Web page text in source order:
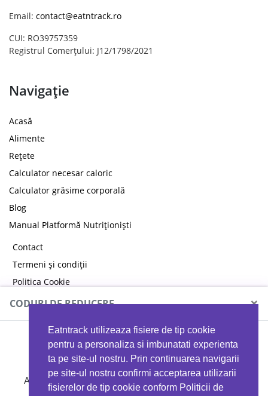
Eatntrack utilizeaza fisiere de tip cookie
pentru a personaliza si imbunatati experienta
ta pe site-ul nostru. Prin continuarea navigarii
pe site-ul nostru confirmi acceptarea utilizarii
fisierelor de tip cookie conform Politicii de
Email: contact@eatntrack.ro
CUI: RO39757359
Registrul Comerțului: J12/1798/2021
Navigație
Acasă
Alimente
Rețete
Calculator necesar caloric
Calculator grăsime corporală
Blog
Manual Platformă Nutriționiști
Contact
Termeni și condiții
Politica Cookie
Politica de confidențialitate
CODURI DE REDUCERE ×
MYPROTEIN
Ai 40%reducere la orice comandă folosind codul